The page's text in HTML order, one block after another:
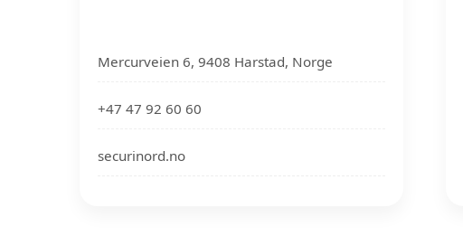
Mercurveien 6, 9408 Harstad, Norge
+47 47 92 60 60
securinord.no